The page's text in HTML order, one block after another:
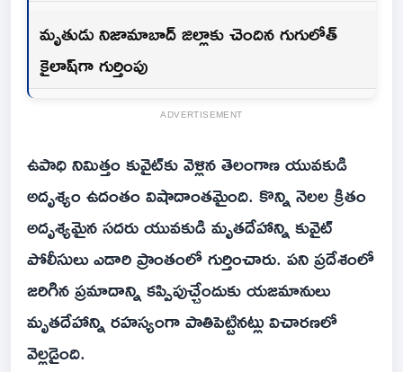
మృతుడు నిజామాబాద్ జిల్లాకు చెందిన గుగులోత్
కైలాష్‌గా గుర్తింపు
ADVERTISEMENT
ఉపాధి నిమిత్తం కువైట్‌కు వెళ్లిన తెలంగాణ యువకుడి
అదృశ్యం ఉదంతం విషాదాంతమైంది. కొన్ని నెలల క్రితం
అదృశ్యమైన సదరు యువకుడి మృతదేహాన్ని కువైట్
పోలీసులు ఎడారి ప్రాంతంలో గుర్తించారు. పని ప్రదేశంలో
జరిగిన ప్రమాదాన్ని కప్పిపుచ్చేందుకు యజమానులు
మృతదేహాన్ని రహస్యంగా పాతిపెట్టినట్లు విచారణలో
వెల్లడైంది.